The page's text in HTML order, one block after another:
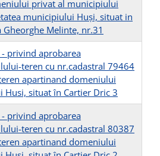
privat al municipiului
municipiului Huşi, situat in
Melinte, nr.31
- privind aprobarea
teren cu nr.cadastral 79464
apartinand domeniului
situat în Cartier Dric 3
- privind aprobarea
teren cu nr.cadastral 80387
apartinand domeniului